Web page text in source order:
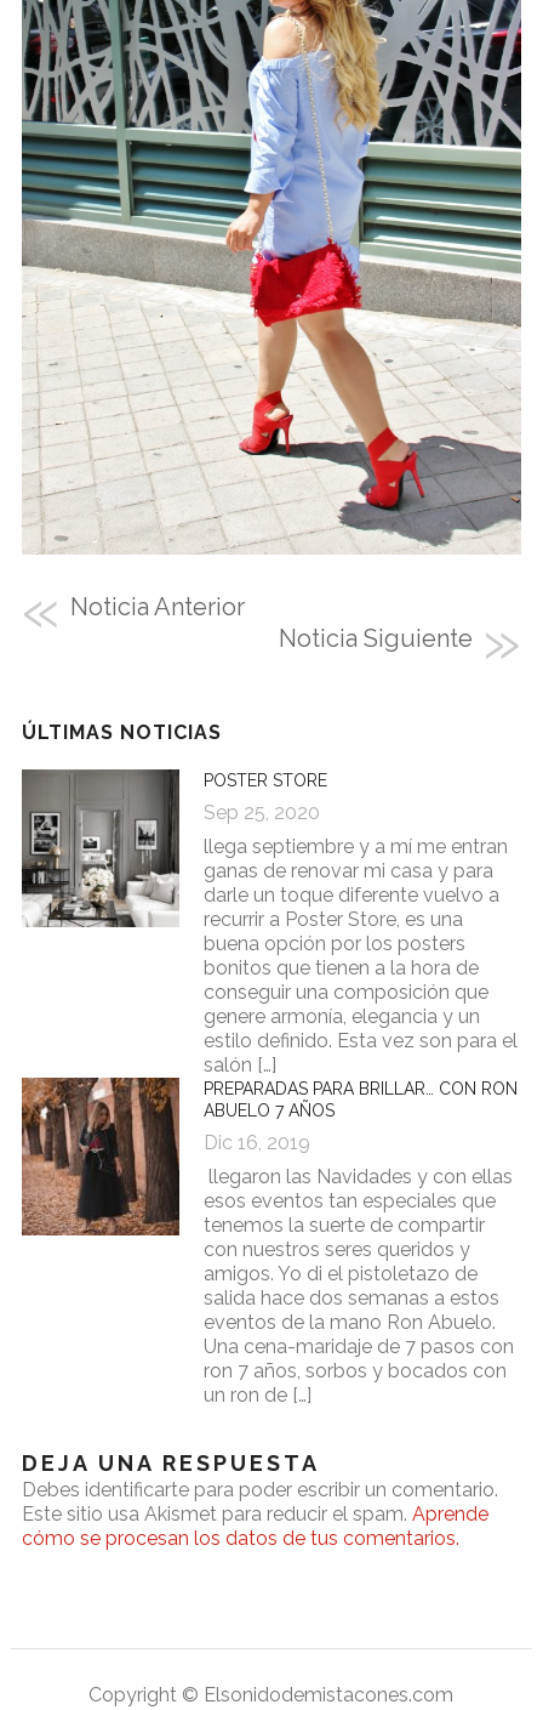
Noticia Anterior
Noticia Siguiente
ÚLTIMAS NOTICIAS
POSTER STORE
Sep 25, 2020
llega septiembre y a mí me entran
ganas de renovar mi casa y para
darle un toque diferente vuelvo a
recurrir a Poster Store, es una
buena opción por los posters
bonitos que tienen a la hora de
conseguir una composición que
genere armonía, elegancia y un
estilo definido. Esta vez son para el
salón […]
PREPARADAS PARA BRILLAR… CON RON
ABUELO 7 AÑOS
Dic 16, 2019
llegaron las Navidades y con ellas
esos eventos tan especiales que
tenemos la suerte de compartir
con nuestros seres queridos y
amigos. Yo di el pistoletazo de
salida hace dos semanas a estos
eventos de la mano Ron Abuelo.
Una cena-maridaje de 7 pasos con
ron 7 años, sorbos y bocados con
un ron de […]
DEJA UNA RESPUESTA
Debes identificarte para poder escribir un comentario.
Este sitio usa Akismet para reducir el spam. Aprende
cómo se procesan los datos de tus comentarios.
Copyright © Elsonidodemistacones.com